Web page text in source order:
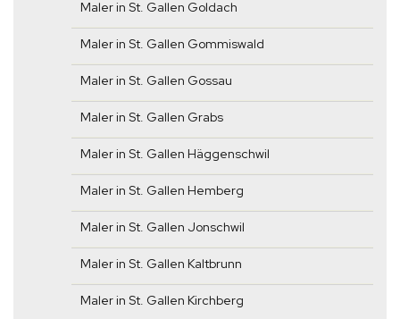
Maler in St. Gallen Goldach
Maler in St. Gallen Gommiswald
Maler in St. Gallen Gossau
Maler in St. Gallen Grabs
Maler in St. Gallen Häggenschwil
Maler in St. Gallen Hemberg
Maler in St. Gallen Jonschwil
Maler in St. Gallen Kaltbrunn
Maler in St. Gallen Kirchberg